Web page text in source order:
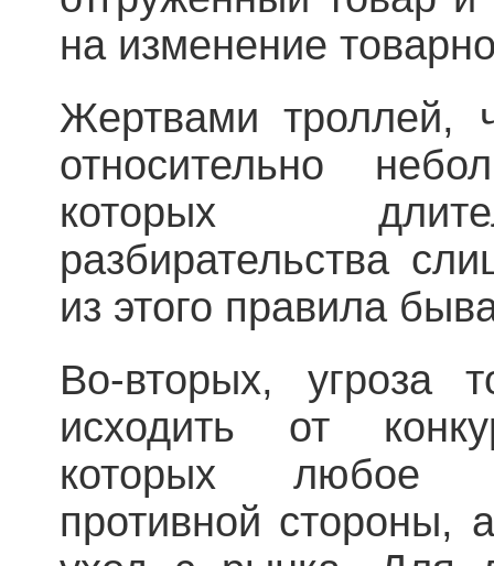
на изменение
Жертвами троллей,
относительно
которых
разбирательства
из этого правила
Во-вторых, угроза
исходить от
которых любое
противной